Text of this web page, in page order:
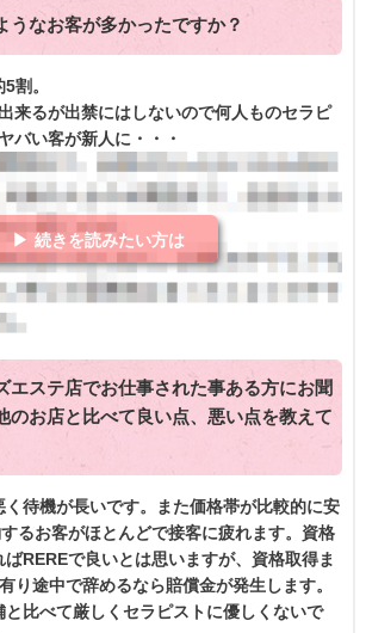
うなお客が多かったですか？
割。
来るが出禁にはしないので何人ものセラピ
バい客が新人に・・・
▶ 続きを読みたい方は
エステ店でお仕事された事ある方にお聞
のお店と比べて良い点、悪い点を教えて
く待機が長いです。また価格帯が比較的に安
るお客がほとんどで接客に疲れます。資格
REREで良いとは思いますが、資格取得ま
り途中で辞めるなら賠償金が発生します。
比べて厳しくセラピストに優しくないで